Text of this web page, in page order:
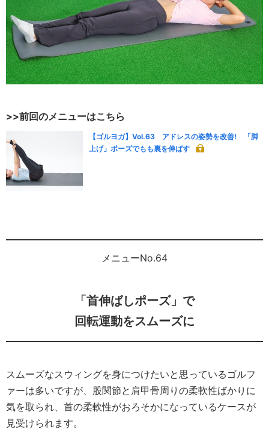
>>前回のメニューはこちら
【ゴルヨガ】Vol.63 アドレスの姿勢を改善! 「脚
上げ」ポーズでもも裏を伸ばす
メニューNo.64
「首伸ばしポーズ」で
回転運動をスムーズに
スムーズなスウィングを身につけたいと思っているゴルフ
ァーは多いですが、股関節と肩甲骨周りの柔軟性ばかりに
気を取られ、首の柔軟性がおろそかになっているケースが
見受けられます。